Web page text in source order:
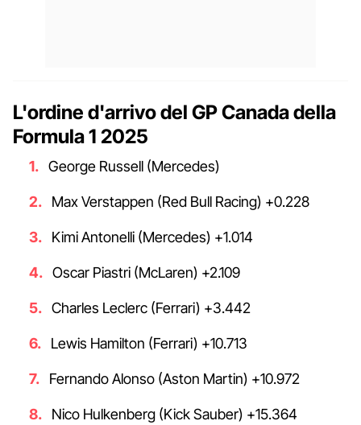
L'ordine d'arrivo del GP Canada della
Formula 1 2025
George Russell (Mercedes)
Max Verstappen (Red Bull Racing) +0.228
Kimi Antonelli (Mercedes) +1.014
Oscar Piastri (McLaren) +2.109
Charles Leclerc (Ferrari) +3.442
Lewis Hamilton (Ferrari) +10.713
Fernando Alonso (Aston Martin) +10.972
Nico Hulkenberg (Kick Sauber) +15.364